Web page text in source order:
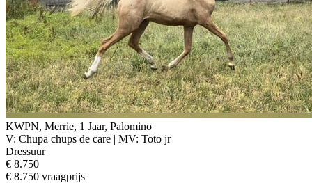
KWPN, Merrie, 1 Jaar, Palomino
V: Chupa chups de care | MV: Toto jr
Dressuur
€ 8.750
€ 8.750 vraagprijs